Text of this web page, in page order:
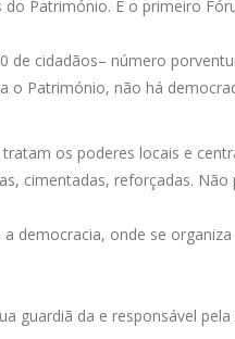
Património. É o primeiro
de cidadãos– número
o Património, não há
os poderes locais e
cimentadas, reforçadas.
democracia, onde se
guardiã da e responsável